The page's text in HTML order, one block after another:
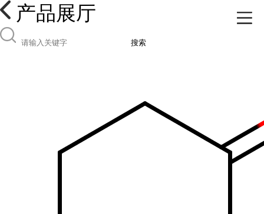
产品展厅
搜索